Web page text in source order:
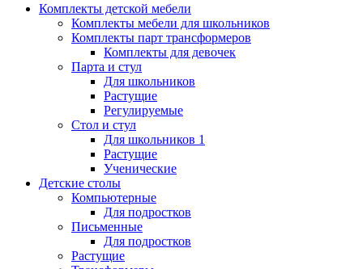
Комплекты детской мебели
Комплекты мебели для школьников
Комплекты парт трансформеров
Комплекты для девочек
Парта и стул
Для школьников
Растущие
Регулируемые
Стол и стул
Для школьников 1
Растущие
Ученические
Детские столы
Компьютерные
Для подростков
Письменные
Для подростков
Растущие